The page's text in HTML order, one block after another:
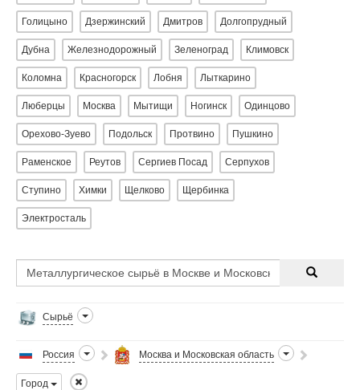
Голицыно Дзержинский Дмитров Долгопрудный
Дубна Железнодорожный Зеленоград Климовск
Коломна Красногорск Лобня Лыткарино
Люберцы Москва Мытищи Ногинск Одинцово
Орехово-Зуево Подольск Протвино Пушкино
Раменское Реутов Сергиев Посад Серпухов
Ступино Химки Щелково Щербинка
Электросталь
Сырьё
Россия Москва и Московская область
Город